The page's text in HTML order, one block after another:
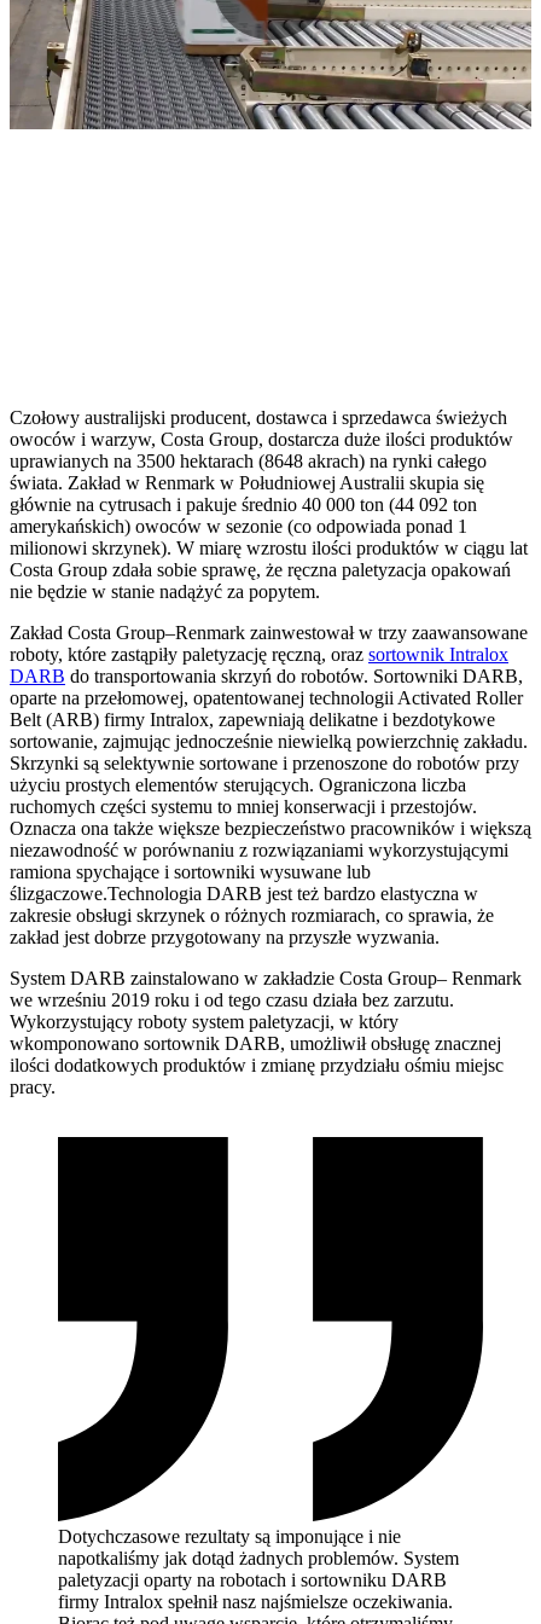
Czołowy australijski producent, dostawca i sprzedawca świeżych
owoców i warzyw, Costa Group, dostarcza duże ilości produktów
uprawianych na 3500 hektarach (8648 akrach) na rynki całego
świata. Zakład w Renmark w Południowej Australii skupia się
głównie na cytrusach i pakuje średnio 40 000 ton (44 092 ton
amerykańskich) owoców w sezonie (co odpowiada ponad 1
milionowi skrzynek). W miarę wzrostu ilości produktów w ciągu lat
Costa Group zdała sobie sprawę, że ręczna paletyzacja opakowań
nie będzie w stanie nadążyć za popytem.
Zakład Costa Group–Renmark zainwestował w trzy zaawansowane
roboty, które zastąpiły paletyzację ręczną, oraz sortownik Intralox
DARB do transportowania skrzyń do robotów. Sortowniki DARB,
oparte na przełomowej, opatentowanej technologii Activated Roller
Belt (ARB) firmy Intralox, zapewniają delikatne i bezdotykowe
sortowanie, zajmując jednocześnie niewielką powierzchnię zakładu.
Skrzynki są selektywnie sortowane i przenoszone do robotów przy
użyciu prostych elementów sterujących. Ograniczona liczba
ruchomych części systemu to mniej konserwacji i przestojów.
Oznacza ona także większe bezpieczeństwo pracowników i większą
niezawodność w porównaniu z rozwiązaniami wykorzystującymi
ramiona spychające i sortowniki wysuwane lub
ślizgaczowe.Technologia DARB jest też bardzo elastyczna w
zakresie obsługi skrzynek o różnych rozmiarach, co sprawia, że
zakład jest dobrze przygotowany na przyszłe wyzwania.
System DARB zainstalowano w zakładzie Costa Group– Renmark
we wrześniu 2019 roku i od tego czasu działa bez zarzutu.
Wykorzystujący roboty system paletyzacji, w który
wkomponowano sortownik DARB, umożliwił obsługę znacznej
ilości dodatkowych produktów i zmianę przydziału ośmiu miejsc
pracy.
Dotychczasowe rezultaty są imponujące i nie
napotkaliśmy jak dotąd żadnych problemów. System
paletyzacji oparty na robotach i sortowniku DARB
firmy Intralox spełnił nasz najśmielsze oczekiwania.